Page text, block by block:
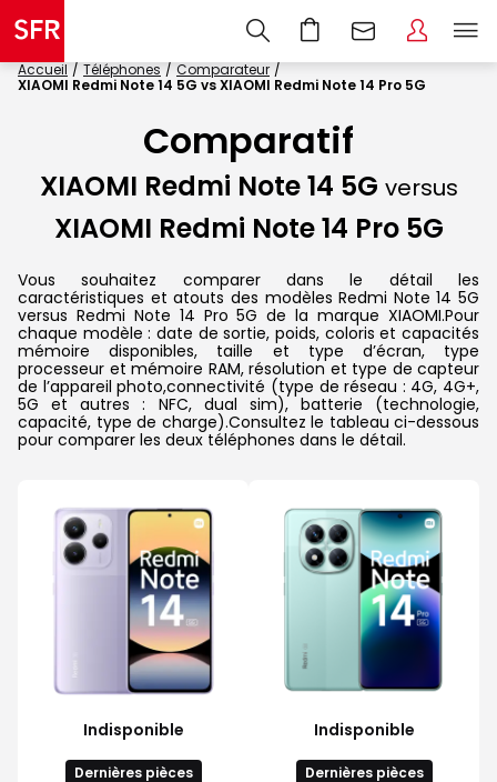
Accueil Téléphones
Comparateur
XIAOMI Redmi Note 14 5G vs XIAOMI Redmi Note 14 Pro 5G
Comparatif
XIAOMI Redmi Note 14 5G versus
XIAOMI Redmi Note 14 Pro 5G
Vous souhaitez comparer dans le détail les
caractéristiques et atouts des modèles Redmi Note 14 5G
versus Redmi Note 14 Pro 5G de la marque XIAOMI.Pour
chaque modèle : date de sortie, poids, coloris et capacités
mémoire disponibles, taille et type d’écran, type
processeur et mémoire RAM, résolution et type de capteur
de l’appareil photo,connectivité (type de réseau : 4G, 4G+,
5G et autres : NFC, dual sim), batterie (technologie,
capacité, type de charge).Consultez le tableau ci-dessous
pour comparer les deux téléphones dans le détail.
Indisponible
Dernières pièces
Indisponible
Dernières pièces